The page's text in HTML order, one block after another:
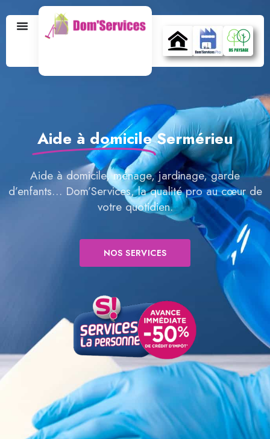
Aide à domicile Sermérieu
Aide à domicile, ménage, jardinage, garde
d’enfants… Dom’Services, la qualité pro au cœur de
votre quotidien.
NOS SERVICES